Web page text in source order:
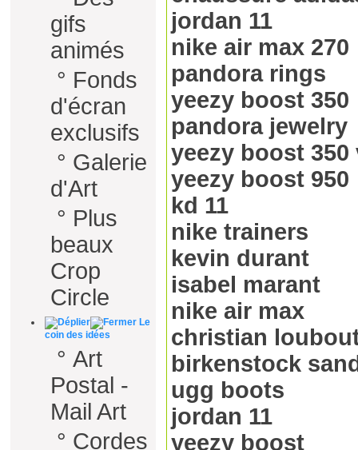
gifs
animés
° Fonds
d'écran
exclusifs
° Galerie
d'Art
° Plus
beaux
Crop
Circle
Le
coin des idées
° Art
Postal -
Mail Art
° Cordes
jordan 11
nike air max 270
pandora rings
yeezy boost 350
pandora jewelry
yeezy boost 350
yeezy boost 950
kd 11
nike trainers
kevin durant
isabel marant
nike air max
christian
birkenstock
ugg boots
jordan 11
yeezy boost